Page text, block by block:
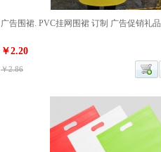
广告围裙. PVC挂网围裙 订制 广告促销礼品
￥2.20
￥2.86